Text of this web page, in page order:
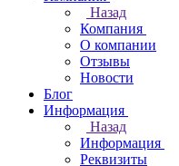
Назад
Компания
О компании
Отзывы
Новости
Блог
Информация
Назад
Информация
Реквизиты